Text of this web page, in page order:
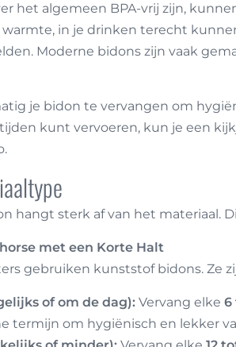
het algemeen BPA-vrij zijn,
in je drinken terecht
Moderne bidons zijn vaak
je bidon te vervangen om
kunt vervoeren, kun je een
.
hangt sterk af van het materiaal.
met een Korte Halt
gebruiken kunststof bidons. Ze
of om de dag): Vervang elke 6
termijn om hygiënisch en lekker